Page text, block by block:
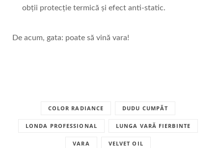
obții protecție termică și efect anti-static.
De acum, gata: poate să vină vara!
COLOR RADIANCE DUDU CUMPĂT
LONDA PROFESSIONAL LUNGA VARĂ FIERBINTE
VARA VELVET OIL